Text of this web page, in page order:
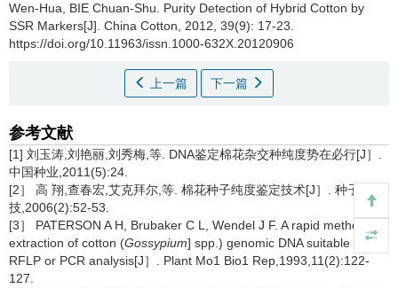
Wen-Hua, BIE Chuan-Shu. Purity Detection of Hybrid Cotton by
SSR Markers[J]. China Cotton, 2012, 39(9): 17-23.
https://doi.org/10.11963/issn.1000-632X.20120906
上一篇 下一篇
参考文献
[1] 刘玉涛,刘艳丽,刘秀梅,等. DNA鉴定棉花杂交种纯度势在必行[J］.
中国种业,2011(5):24.
[2］ 高 翔,查春宏,艾克拜尔,等. 棉花种子纯度鉴定技术[J］. 种子科
技,2006(2):52-53.
[3］ PATERSON A H, Brubaker C L, Wendel J F. A rapid method for
extraction of cotton (Gossypium] spp.) genomic DNA suitable for
RFLP or PCR analysis[J］. Plant Mo1 Bio1 Rep,1993,11(2):122-
127.